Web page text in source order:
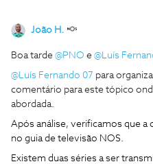
João H.
Boa tarde ​ @PNO e ​ @Luís
@Luís Fernando 07 para
comentário para este tópico
abordada.
Após análise, verificamos que a
no guia de televisão NOS.
Existem duas séries a ser